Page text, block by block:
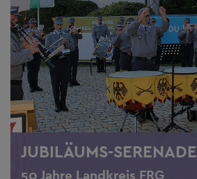
JUBILÄUMS-SERENADE
50 Jahre Landkreis FRG